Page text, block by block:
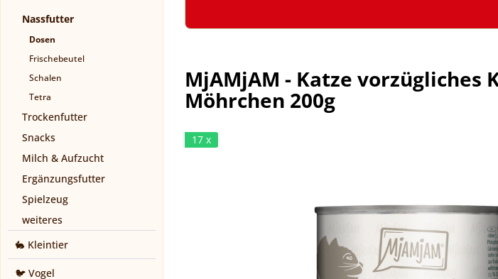
Nassfutter
Dosen
Frischebeutel
Schalen
Tetra
Trockenfutter
Snacks
Milch & Aufzucht
Ergänzungsfutter
Spielzeug
weiteres
🐇 Kleintier
🐦 Vogel
MjAMjAM - Katze vorzügliches
Möhrchen 200g
17 x